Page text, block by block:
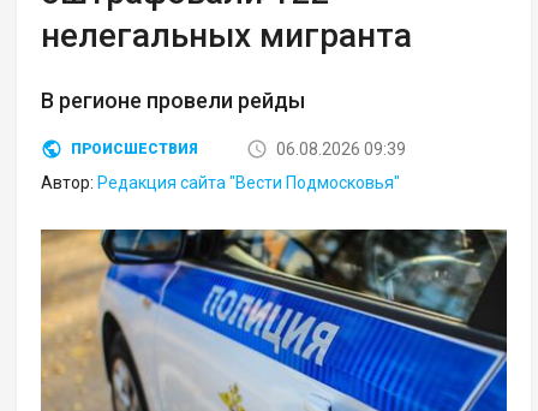
нелегальных мигранта
В регионе провели рейды
ПРОИСШЕСТВИЯ
06.08.2026 09:39
Автор: Редакция сайта "Вести Подмосковья"